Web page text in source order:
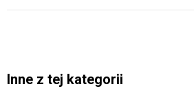
Inne z tej kategorii